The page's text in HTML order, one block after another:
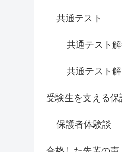
共通テスト
共通テスト
共通テスト
受験生を支える
保護者体験談